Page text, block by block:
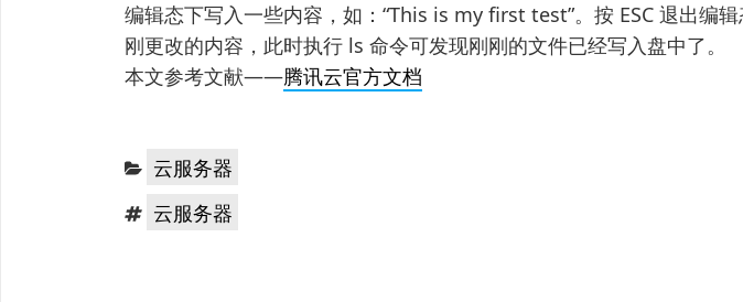
编辑态下写入一些内容，如：“This is my first test”。按 ESC 退出编
刚更改的内容，此时执行 ls 命令可发现刚刚的文件已经写入盘中了。
本文参考文献——腾讯云官方文档
分 云服务器
标 云服务器